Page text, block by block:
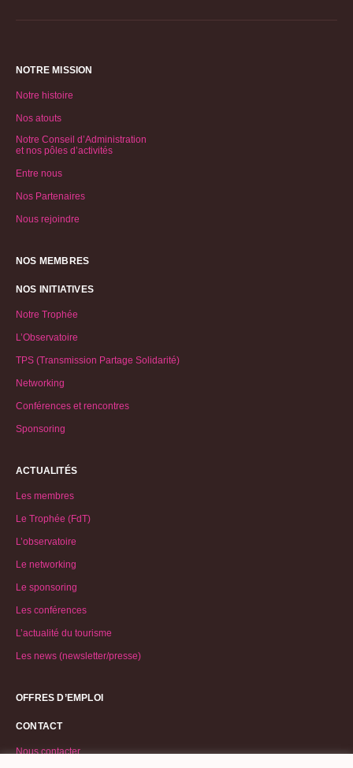
NOTRE MISSION
Notre histoire
Nos atouts
Notre Conseil d’Administration
et nos pôles d’activités
Entre nous
Nos Partenaires
Nous rejoindre
NOS MEMBRES
NOS INITIATIVES
Notre Trophée
L’Observatoire
TPS (Transmission Partage Solidarité)
Networking
Conférences et rencontres
Sponsoring
ACTUALITÉS
Les membres
Le Trophée (FdT)
L’observatoire
Le networking
Le sponsoring
Les conférences
L’actualité du tourisme
Les news (newsletter/presse)
OFFRES D’EMPLOI
CONTACT
Nous contacter